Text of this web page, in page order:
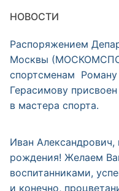
НОВОСТИ
Распоряжением
Москвы
спортсменам
Герасимову
в мастера спорта.
Иван
рождения! Желаем
воспитанниками,
и конечно,